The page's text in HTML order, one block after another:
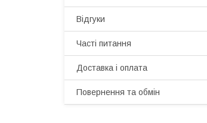
Відгуки
Часті питання
Доставка і оплата
Повернення та обмін